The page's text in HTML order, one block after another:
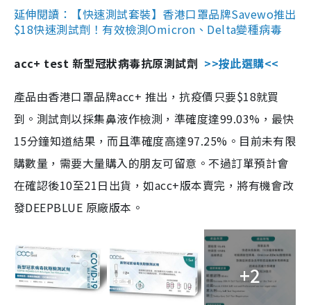
延伸閱讀：【快速測試套裝】香港口罩品牌Savewo推出
$18快速測試劑！有效檢測Omicron、Delta變種病毒
acc+ test 新型冠狀病毒抗原測試劑 >>按此選購<<
產品由香港口罩品牌acc+ 推出，抗疫價只要$18就買
到。測試劑以採集鼻液作檢測，準確度達99.03%，最快
15分鐘知道結果，而且準確度高達97.25%。目前未有限
購數量，需要大量購入的朋友可留意。不過訂單預計會
在確認後10至21日出貨，如acc+版本賣完，將有機會改
發DEEPBLUE 原廠版本。
+2